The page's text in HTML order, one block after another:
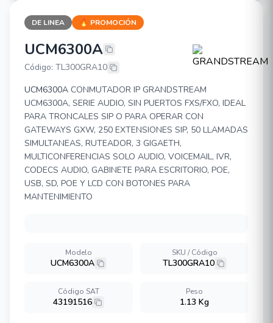
DE LINEA 🔥 PROMOCIÓN
GRANDSTREAM UCM6300A
UCM6300A
Código: TL300GRA10
UCM6300A CONMUTADOR IP GRANDSTREAM
UCM6300A, SERIE AUDIO, SIN PUERTOS FXS/FXO, IDEAL
PARA TRONCALES SIP O PARA OPERAR CON
GATEWAYS GXW, 250 EXTENSIONES SIP, 50 LLAMADAS
SIMULTANEAS, RUTEADOR, 3 GIGAETH,
MULTICONFERENCIAS SOLO AUDIO, VOICEMAIL, IVR,
CODECS AUDIO, GABINETE PARA ESCRITORIO, POE,
USB, SD, POE Y LCD CON BOTONES PARA
MANTENIMIENTO
Modelo
UCM6300A
SKU / Código
TL300GRA10
Código SAT
43191516
Peso
1.13 Kg